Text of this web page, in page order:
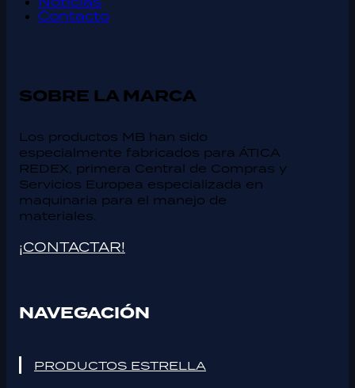
Contacto
SOBRE LA MARCA
Los productos MB han sido
especialmente fabricados para ÁTICA
REDEX, primera Central de Compras y
Servicios Europea especializada en
maquinaria para el manejo de
materiales.
¡CONTACTAR!
NAVEGACIÓN
PRODUCTOS ESTRELLA